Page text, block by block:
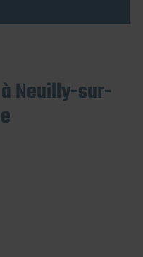
à Neuilly-sur-